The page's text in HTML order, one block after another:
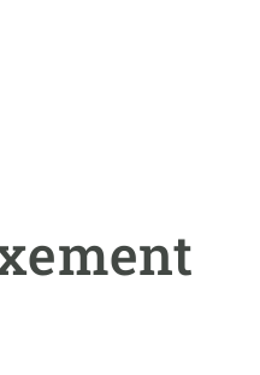
Humanos